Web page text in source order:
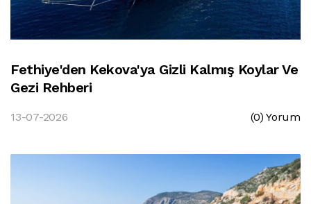
Fethiye'den Kekova'ya Gizli Kalmış Koylar Ve
Gezi Rehberi
13-07-2026 (0) Yorum